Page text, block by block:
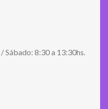
Sábado: 8:30 a 13:30hs.